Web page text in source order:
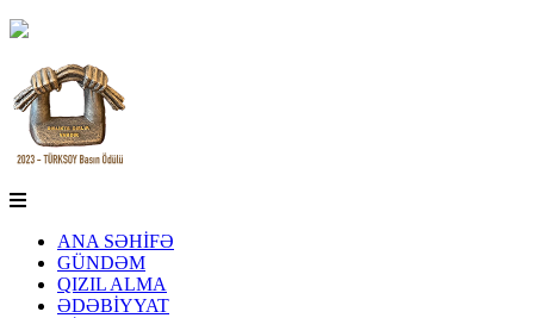
ANA SƏHİFƏ
GÜNDƏM
QIZIL ALMA
ƏDƏBİYYAT